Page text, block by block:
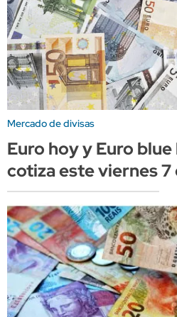
Mercado de divisas
Euro hoy y Euro
cotiza este viernes 7